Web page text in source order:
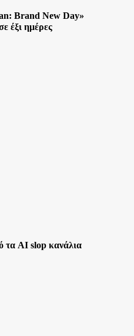
Brand New Day»
έξι ημέρες
τα AI slop κανάλια